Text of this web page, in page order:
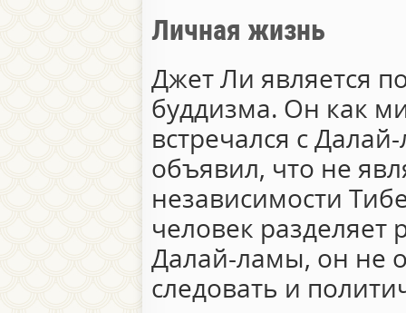
Личная жизнь
Джет Ли является
буддизма. Он как
встречался с
объявил, что не
независимости
человек разделяет
Далай-ламы, он не
следовать и